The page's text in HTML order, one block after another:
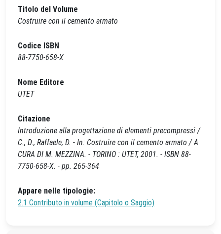
Titolo del Volume
Costruire con il cemento armato
Codice ISBN
88-7750-658-X
Nome Editore
UTET
Citazione
Introduzione alla progettazione di elementi precompressi /
C., D., Raffaele, D. - In: Costruire con il cemento armato / A
CURA DI M. MEZZINA. - TORINO : UTET, 2001. - ISBN 88-
7750-658-X. - pp. 265-364
Appare nelle tipologie:
2.1 Contributo in volume (Capitolo o Saggio)